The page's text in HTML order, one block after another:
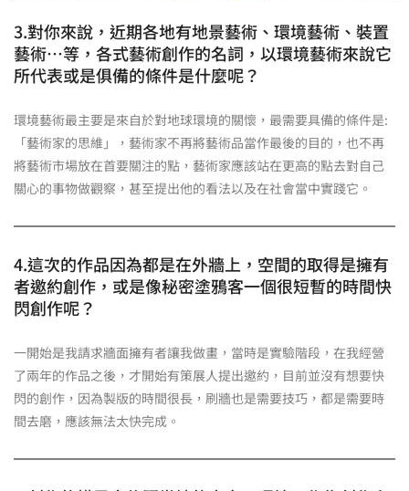
3.對你來說，近期各地有地景藝術、環境藝術、裝置
藝術…等，各式藝術創作的名詞，以環境藝術來說它
所代表或是俱備的條件是什麼呢？
環境藝術最主要是來自於對地球環境的關懷，最需要具備的條件是:
「藝術家的思維」，藝術家不再將藝術品當作最後的目的，也不再
將藝術市場放在首要關注的點，藝術家應該站在更高的點去對自己
關心的事物做觀察，甚至提出他的看法以及在社會當中實踐它。
4.這次的作品因為都是在外牆上，空間的取得是擁有
者邀約創作，或是像秘密塗鴉客一個很短暫的時間快
閃創作呢？
一開始是我請求牆面擁有者讓我做畫，當時是實驗階段，在我經營
了兩年的作品之後，才開始有策展人提出邀約，目前並沒有想要快
閃的創作，因為製版的時間很長，刷牆也是需要技巧，都是需要時
間去磨，應該無法太快完成。